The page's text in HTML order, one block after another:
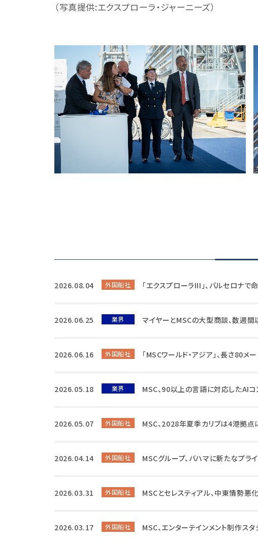
（写真提供:エクスプローラ・ジャーニーズ）
2026.08.04 外国船社 「エクスプローラIII」、バルセロナで
2026.06.25 業界 マイヤーとMSCの大型商談、数週
2026.06.16 外国船社 「MSCワールド・アジア」、長さ80メ
2026.05.18 業界 MSC、90以上の言語に対応したAIコ
2026.05.07 外国船社 MSC、2028年夏季カリブは4港拠
2026.04.14 外国船社 MSCグループ、バハマに新たなプラ
2026.03.31 外国船社 MSCとセレスティアル、中東情勢悪
2026.03.17 外国船社 MSC、エンターテインメント制作ス